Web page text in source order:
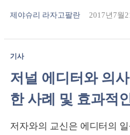
제야슈리 라자고팔란 2017년7월
기사
저널 에디터와 의
한 사례 및 효과적
저자와의 교신은 에디터의